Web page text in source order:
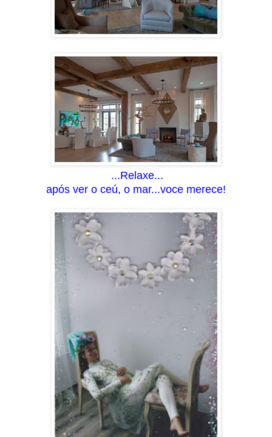
...Relaxe...
após ver o ceú, o mar...voce merece!